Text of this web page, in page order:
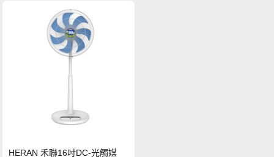
HERAN 禾聯16吋DC-光觸媒